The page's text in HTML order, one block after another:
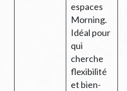
espaces
Morning.
Idéal pour
qui
cherche
flexibilité
et bien-